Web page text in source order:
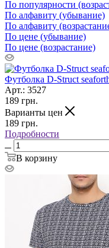
По популярности
По алфавиту (убывание)
По алфавиту
По цене (убывание)
По цене (возрастание)
Футболка D-Struct
Арт.: 3527
189 грн.
Варианты цен
189 грн.
Подробности
В корзину